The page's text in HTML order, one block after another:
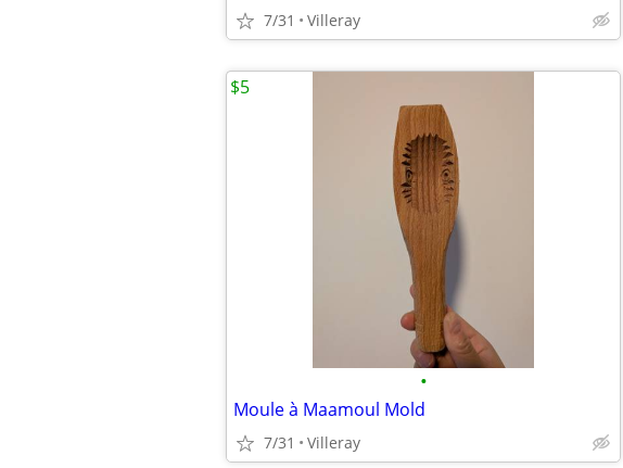
7/31 Villeray
•
Moule à Maamoul Mold
7/31 Villeray
$5